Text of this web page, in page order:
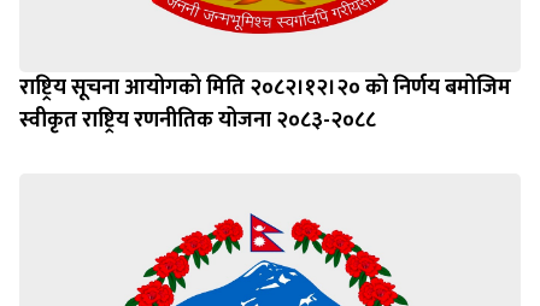
राष्ट्रिय सूचना आयोगको मिति २०८२।१२।२० को निर्णय बमोजिम
स्वीकृत राष्ट्रिय रणनीतिक योजना २०८३-२०८८